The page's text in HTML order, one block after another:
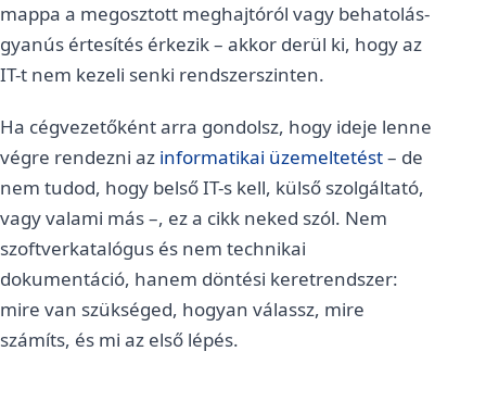
mappa a megosztott meghajtóról vagy behatolás-
gyanús értesítés érkezik – akkor derül ki, hogy az
IT-t nem kezeli senki rendszerszinten.
Ha cégvezetőként arra gondolsz, hogy ideje lenne
végre rendezni az informatikai üzemeltetést– de
nem tudod, hogy belső IT-s kell, külső szolgáltató,
vagy valami más –, ez a cikk neked szól. Nem
szoftverkatalógus és nem technikai
dokumentáció, hanem döntési keretrendszer:
mire van szükséged, hogyan válassz, mire
számíts, és mi az első lépés.